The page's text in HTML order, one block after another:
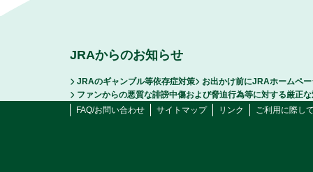
JRAからのお知らせ
JRAのギャンブル等依存症対策
お出かけ前にJRAホームペ
ファンからの悪質な誹謗中傷および脅迫行為等に対する厳正
FAQ/お問い合わせ
サイトマップ リンク ご利用に際し